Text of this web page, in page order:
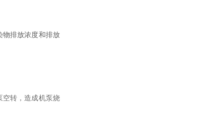
物排放浓度和排放
空转，造成机泵烧